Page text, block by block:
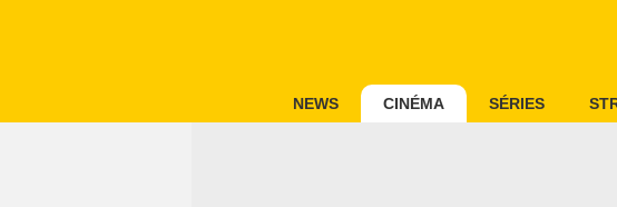
NEWS CINÉMA SÉRIES